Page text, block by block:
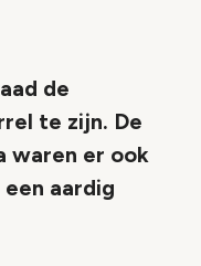
de
te zijn. De
waren er ook
aardig